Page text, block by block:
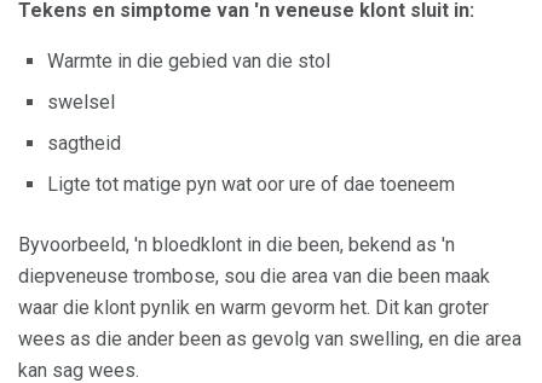
Tekens en simptome van 'n veneuse klont sluit in:
Warmte in die gebied van die stol
swelsel
sagtheid
Ligte tot matige pyn wat oor ure of dae toeneem
Byvoorbeeld, 'n bloedklont in die been, bekend as 'n
diepveneuse trombose, sou die area van die been maak
waar die klont pynlik en warm gevorm het. Dit kan groter
wees as die ander been as gevolg van swelling, en die area
kan sag wees.